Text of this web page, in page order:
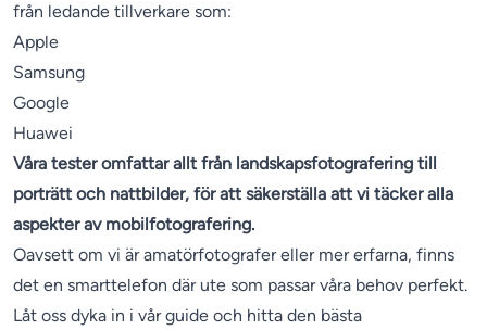
från ledande tillverkare som:
Apple
Samsung
Google
Huawei
Våra tester omfattar allt från landskapsfotografering till
porträtt och nattbilder, för att säkerställa att vi täcker alla
aspekter av mobilfotografering.
Oavsett om vi är amatörfotografer eller mer erfarna, finns
det en smarttelefon där ute som passar våra behov perfekt.
Låt oss dyka in i vår guide och hitta den bästa